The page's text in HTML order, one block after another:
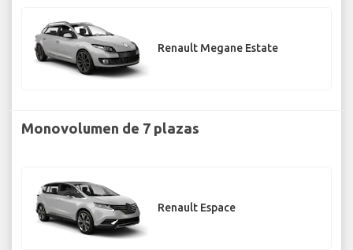
Renault Megane Estate
Monovolumen de 7 plazas
Renault Espace